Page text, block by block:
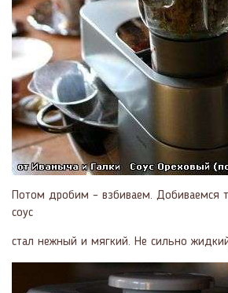
Потом дробим – взбиваем. Добиваемся
соус
стал нежный и мягкий. Не сильно